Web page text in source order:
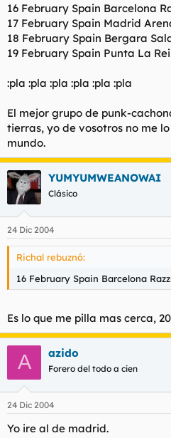
d
e
a
i
c
i
o
16 February Spain Barcelona
17 February Spain Madrid
18 February Spain Bergara
19 February Spain Punta La
:pla :pla :pla :pla :pla :pla
El mejor grupo de punk-
tierras, yo de vosotros no me
mundo.
YUMYUMWEANOWAI
Clásico
24 Dic 2004
Richal rebuznó:
16 February Spain Barcelona
Es lo que me pilla mas cerca,
A azido
Forero del todo a cien
24 Dic 2004
Yo ire al de madrid.